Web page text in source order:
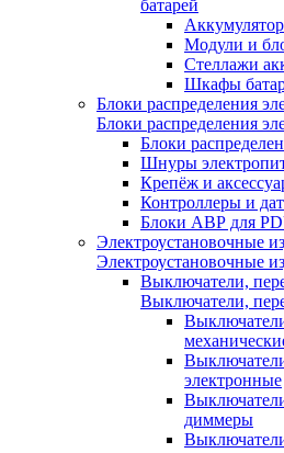
батарей
Модули и
Стеллажи
Шкафы
Блоки распределения
Блоки распределения
Блоки
Шнуры
Крепёж и
Контроллеры и
Блоки АВР для
Электроустановочные
Электроустановочные
Выключатели,
Выключатели,
электронные
диммеры